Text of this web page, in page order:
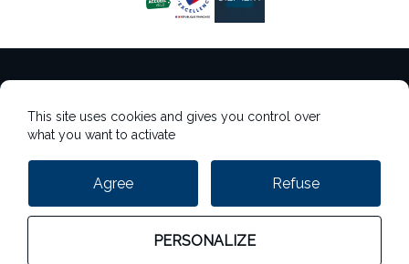
Gestion des cookies
StudioJuillet
This site uses cookies and gives you control over
what you want to activate
Agree Refuse
PERSONALIZE